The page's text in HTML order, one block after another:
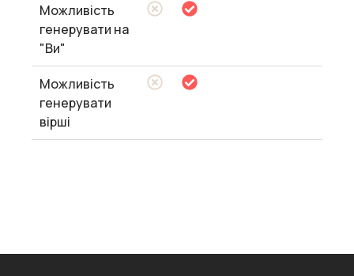
Можливість
генерувати на
"Ви"
Можливість
генерувати
вірші